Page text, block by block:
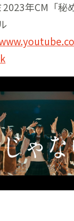
年CM「秘